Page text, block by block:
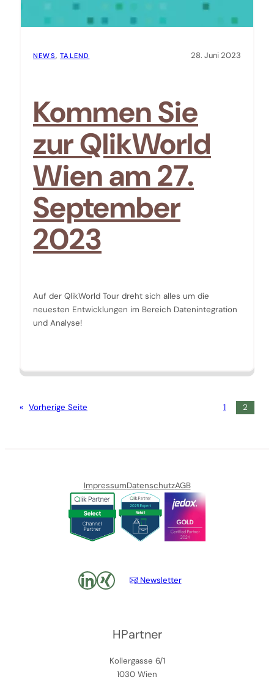
NEWS, TALEND 28. Juni 2023
Kommen Sie
zur QlikWorld
Wien am 27.
September
2023
Auf der QlikWorld Tour dreht sich alles um die
neuesten Entwicklungen im Bereich Datenintegration
und Analyse!
« Vorherige Seite 1 2
HPartner
Kollergasse 6/1
1030 Wien
ImpressumDatenschutzAGB
LinkedIn xing Newsletter